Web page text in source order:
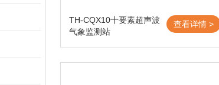
TH-CQX10十要素超声波
气象监测站
查看详情 >